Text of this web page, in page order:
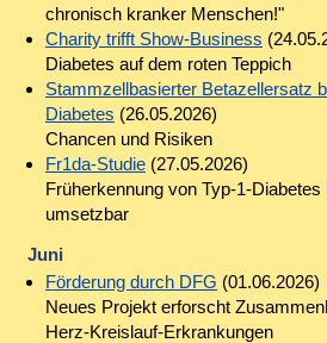
chronisch kranker Menschen!"
Charity trifft Show-Business
Diabetes auf dem roten Teppich
Stammzellbasierter Betazellersatz
Diabetes (26.05.2026)
Chancen und Risiken
Fr1da-Studie(27.05.2026)
Früherkennung von Typ-1-
umsetzbar
Juni
Förderung durch DFG (01.06.2026)
Neues Projekt erforscht
Herz-Kreislauf-Erkrankungen